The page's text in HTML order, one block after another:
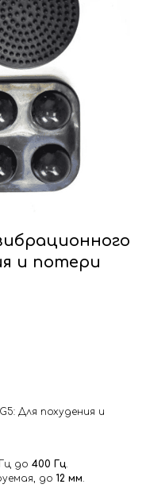
и потери
Для похудения и
до 400 Гц.
до 12 мм.